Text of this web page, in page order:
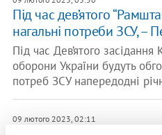
Під час дев’ятого
нагальні потреби ЗСУ, –
Під час Дев’ятого
оборони України будуть
потреб ЗСУ напередодні
09 лютого 2023, 02:11